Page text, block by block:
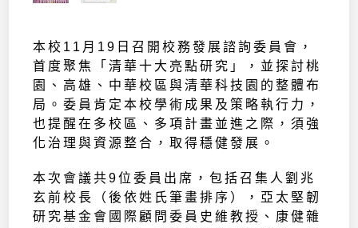
本校11月19日召開校務發展諮詢委員會，
首度聚焦「清華十大亮點研究」，並探討桃
園、高雄、中華校區與清華科技園的整體布
局。委員肯定本校學術成果及策略執行力，
也提醒在多校區、多項計畫並進之際，須強
化治理與資源整合，取得穩健發展。
本次會議共9位委員出席，包括召集人劉兆
玄前校長（後依姓氏筆畫排序），亞太堅韌
研究基金會國際顧問委員史維教授、康健雜